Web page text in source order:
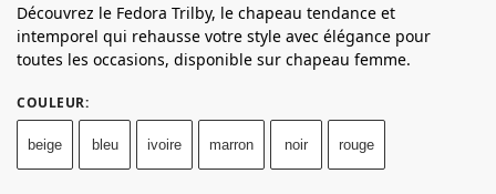
Découvrez le Fedora Trilby, le chapeau tendance et
intemporel qui rehausse votre style avec élégance pour
toutes les occasions, disponible sur chapeau femme.
COULEUR:
beige bleu ivoire marron noir rouge